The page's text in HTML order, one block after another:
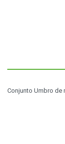
Conjunto Umbro de